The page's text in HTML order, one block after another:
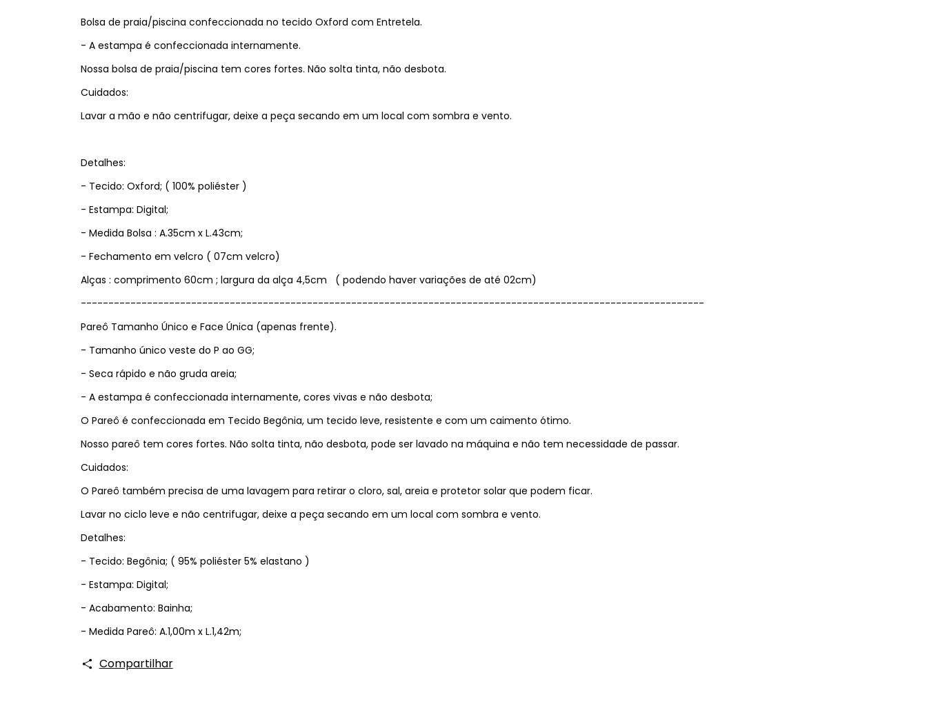
Bolsa de praia/piscina confeccionada no tecido Oxford com Entretela.
- A estampa é confeccionada internamente.
Nossa bolsa de praia/piscina tem cores fortes. Não solta tinta, não desbota.
Cuidados:
Lavar a mão e não centrifugar, deixe a peça secando em um local com sombra e vento.
Detalhes:
- Tecido: Oxford; ( 100% poliéster )
- Estampa: Digital;
- Medida Bolsa : A.35cm x L.43cm;
- Fechamento em velcro ( 07cm velcro)
Alças : comprimento 60cm ; largura da alça 4,5cm ( podendo haver variações de até 02cm)
-----------------------------------------------------------------------------------------------------------------
Pareô Tamanho Único e Face Única (apenas frente).
- Tamanho único veste do P ao GG;
- Seca rápido e não gruda areia;
- A estampa é confeccionada internamente, cores vivas e não desbota;
O Pareô é confeccionada em Tecido Begônia, um tecido leve, resistente e com um caimento ótimo.
Nosso pareô tem cores fortes. Não solta tinta, não desbota, pode ser lavado na máquina e não tem necessidade de passar.
Cuidados:
O Pareô também precisa de uma lavagem para retirar o cloro, sal, areia e protetor solar que podem ficar.
Lavar no ciclo leve e não centrifugar, deixe a peça secando em um local com sombra e vento.
Detalhes:
- Tecido: Begônia; ( 95% poliéster 5% elastano )
- Estampa: Digital;
- Acabamento: Bainha;
- Medida Pareô: A.1,00m x L.1,42m;
Compartilhar